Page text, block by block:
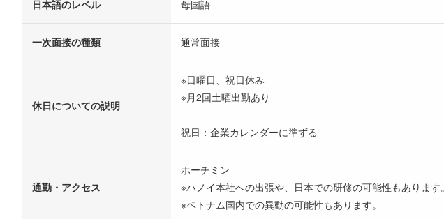
日本語のレベル 母国語
一次面接の種類 通常面接
休日についての説明
※日曜日、祝日休み
※月2回土曜出勤あり
祝日：企業カレンダーに準ずる
通勤・アクセス
ホーチミン
※ハノイ本社への出張や、日本での研修の可能性もあります。
※ベトナム国内での異動の可能性もあります。